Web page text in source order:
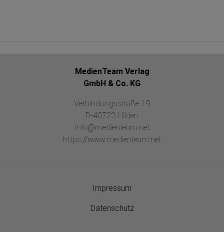
MedienTeam Verlag
GmbH & Co. KG
Verbindungsstraße 19
D-40723 Hilden
info@medienteam.net
https://www.medienteam.net
Impressum
Datenschutz